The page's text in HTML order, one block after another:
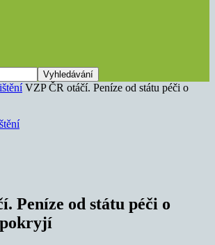
VZP ČR otáčí. Peníze od státu péči o
Peníze od státu péči o